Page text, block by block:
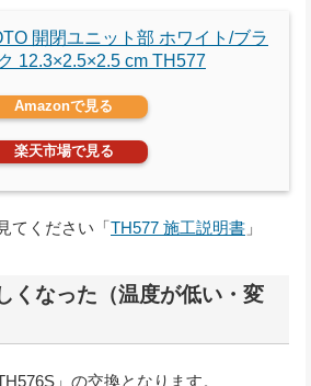
開閉ユニット部 ホワイト/ブラ
12.3×2.5×2.5 cm TH577
Amazonで見る
楽天市場で見る
てください「TH577 施工説明書 」
くなった（温度が低い・変
」の交換となります。